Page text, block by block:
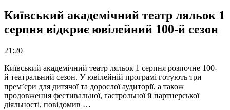
Київський академічний театр ляльок 1
серпня відкриє ювілейний 100-й сезон
21:20
Київський академічний театр ляльок 1 серпня розпочне 100-
й театральний сезон. У ювілейній програмі готують три
прем’єри для дитячої та дорослої аудиторії, а також
продовження фестивальної, гастрольної й партнерської
діяльності, повідомив …